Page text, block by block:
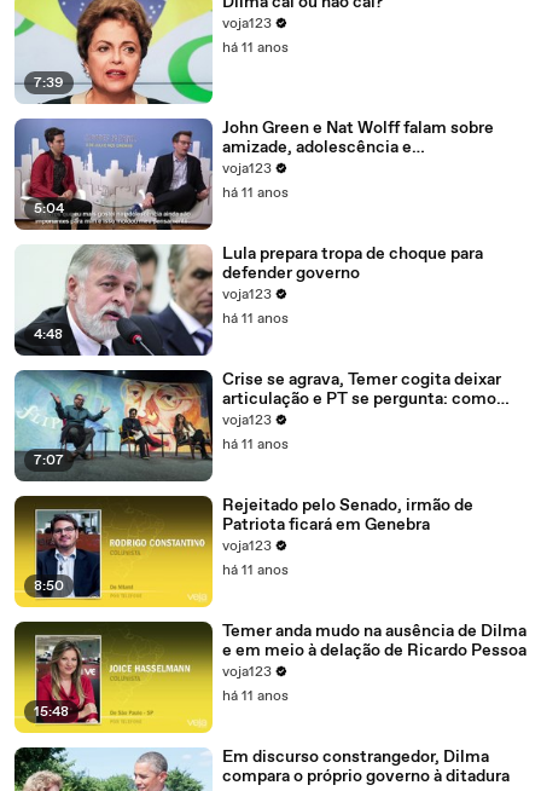
7:39
voja123
há 11 anos
5:04
John Green e Nat Wolff falam sobre
amizade, adolescência e
amadurecimento
voja123
há 11 anos
4:48
Lula prepara tropa de choque para
defender governo
voja123
há 11 anos
7:07
Crise se agrava, Temer cogita deixar
articulação e PT se pergunta: como
recompor o governo?
voja123
há 11 anos
8:50
Rejeitado pelo Senado, irmão de
Patriota ficará em Genebra
voja123
há 11 anos
15:48
Temer anda mudo na ausência de Dilma
e em meio à delação de Ricardo Pessoa
voja123
há 11 anos
Em discurso constrangedor, Dilma
compara o próprio governo à ditadura